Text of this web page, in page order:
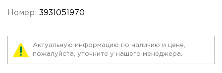
Номер: 3931051970
Актуальную информацию по наличию и цене,
пожалуйста, уточните у нашего менеджера.